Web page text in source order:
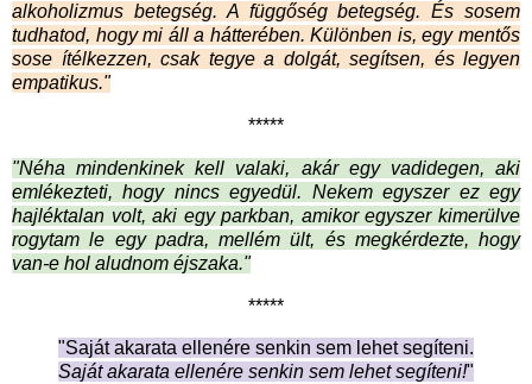
alkoholizmus betegség. A függőség betegség. És sosem
tudhatod, hogy mi áll a hátterében. Különben is, egy mentős
sose ítélkezzen, csak tegye a dolgát, segítsen, és legyen
empatikus."
*****
"Néha mindenkinek kell valaki, akár egy vadidegen, aki
emlékezteti, hogy nincs egyedül. Nekem egyszer ez egy
hajléktalan volt, aki egy parkban, amikor egyszer kimerülve
rogytam le egy padra, mellém ült, és megkérdezte, hogy
van-e hol aludnom éjszaka."
*****
"Saját akarata ellenére senkin sem lehet segíteni.
Saját akarata ellenére senkin sem lehet segíteni!"